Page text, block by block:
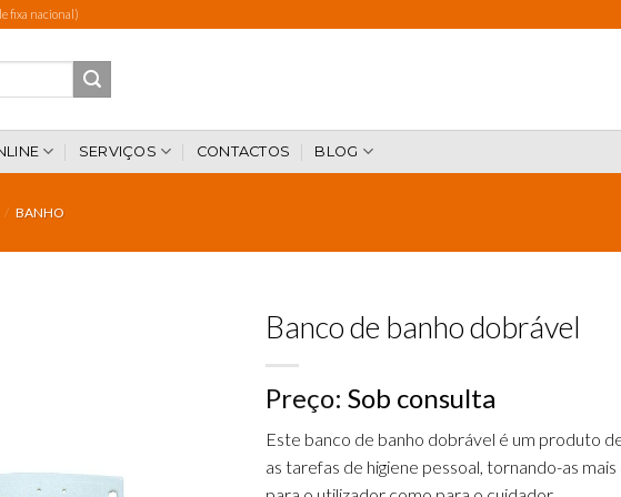
fixa nacional)
SERVIÇOS CONTACTOS BLOG
/ BANHO
Banco de banho dobrável
Preço: Sob consulta
Este banco de banho dobrável é um produto
as tarefas de higiene pessoal, tornando-as